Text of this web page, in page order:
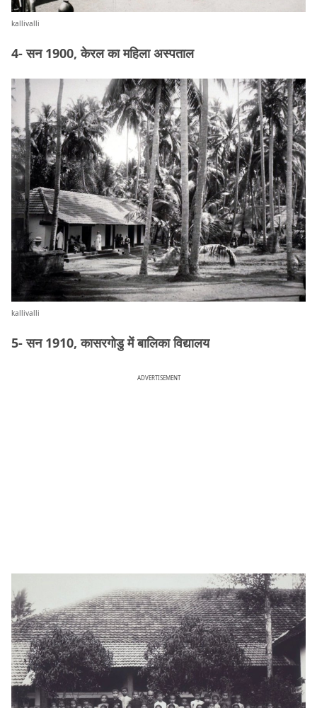
kallivalli
4- सन 1900, केरल का महिला अस्पताल
kallivalli
5- सन 1910, कासरगोडु में बालिका विद्यालय
ADVERTISEMENT